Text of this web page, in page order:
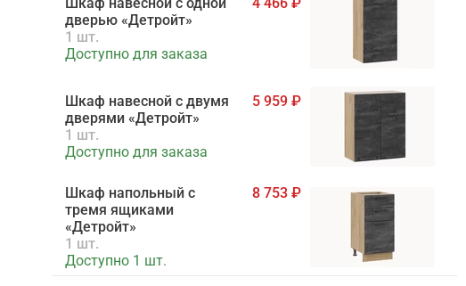
дверью «Детройт»
1 шт.
Доступно для заказа
Шкаф навесной c двумя
дверями «Детройт»
1 шт.
Доступно для заказа
5 959
Шкаф напольный с
тремя ящиками
«Детройт»
1 шт.
Доступно 1 шт.
8 753